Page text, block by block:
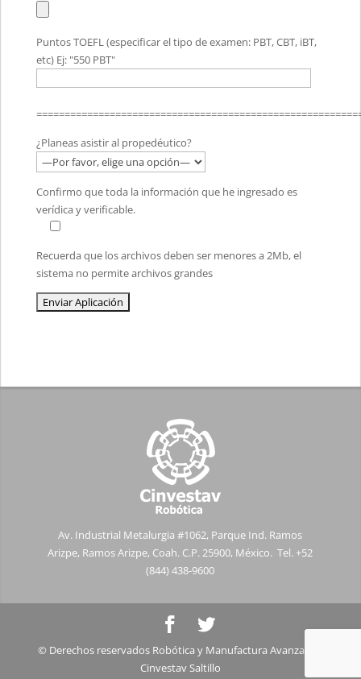
Puntos TOEFL (especificar el tipo de examen: PBT, CBT, iBT,
etc) Ej: "550 PBT"
¿Planeas asistir al propedéutico?
Confirmo que toda la información que he ingresado es
verídica y verificable.
Recuerda que los archivos deben ser menores a 2Mb, el
sistema no permite archivos grandes
Av. Industrial Metalurgia #1062, Parque Ind. Ramos
Arizpe, Ramos Arizpe, Coah. C.P. 25900, México. Tel. +52
(844) 438-9600
© Derechos reservados Robótica y Manufactura Avanzada -
Cinvestav Saltillo